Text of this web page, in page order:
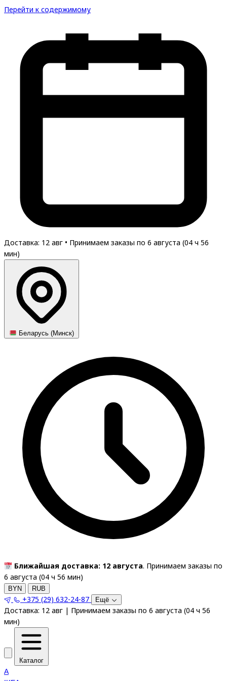
Перейти к содержимому
Доставка: 12 авг • Принимаем заказы по 6 августа (04 ч 56
мин)
Беларусь (Минск)
Ближайшая доставка: 12 августа. Принимаем заказы по
6 августа (04 ч 56 мин)
BYN RUB
+375 (29) 632-24-87 Ещё
Доставка: 12 авг | Принимаем заказы по 6 августа (04 ч 56
мин)
Каталог
A